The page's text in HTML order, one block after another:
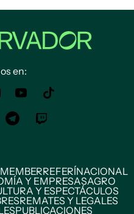
en:
REFERÍNACIONAL
Y EMPRESASAGRO
Y ESPECTÁCULOS
REMATES Y LEGALES
PUBLICACIONES